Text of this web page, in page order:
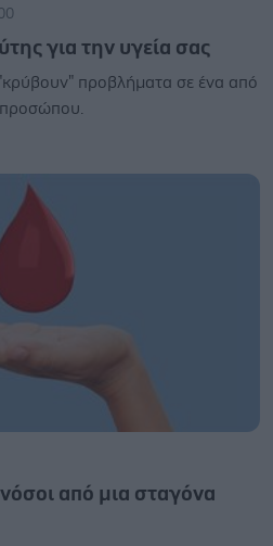
για την υγεία σας
προβλήματα σε ένα από
από μια σταγόνα